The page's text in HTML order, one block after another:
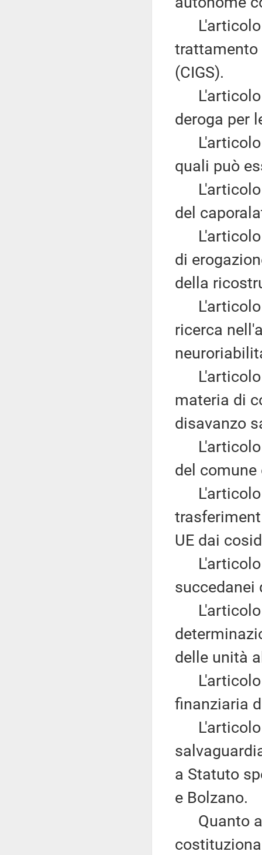
L'articolo
trattamento
(CIGS).
L'articolo
deroga per
L'articolo
quali può
L'articolo
del
L'articolo
di
della
L'articolo
ricerca
L'articolo
materia di
disavanzo
L'articolo
del
L'articolo
UE dai
L'articolo
succedanei
L'articolo
delle unità
L'articolo
finanziaria
L'articolo
a Statuto
e Bolzano.
Quanto al